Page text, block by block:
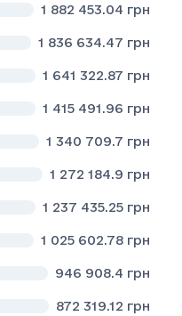
1 882 453.04 грн
1 836 634.47 грн
1 641 322.87 грн
1 415 491.96 грн
1 340 709.7 грн
1 272 184.9 грн
1 237 435.25 грн
1 025 602.78 грн
946 908.4 грн
872 319.12 грн